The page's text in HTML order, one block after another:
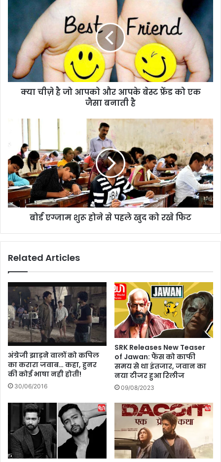
ची
जो
आ
प
को
औ
स्ट
फ्रें
ड
को
ए
क
जै
है
क्या चीज़े है जो आपको और आपके बेस्ट फ्रेंड को एक
जैसा बनाती है
ए
ग्जा
म
शु
रू
ने
खु
फि
ट
बोर्ड एग्जाम शुरू होने से पहले खुद को रखे फिट
Related Articles
अंग्रेजी झाड़ने वालों को कपिल
का करारा जवाब… कहा, हुनर
की कोई भाषा नही होती!
30/06/2016
SRK Releases New Teaser
of Jawan: फैंस को काफी
समय से था इंतजार, जवान का
नया टीजर हुआ रिलीज
09/08/2023